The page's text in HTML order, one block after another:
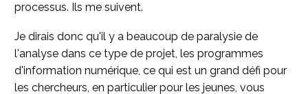
processus. Ils me suivent.
Je dirais donc qu'il y a beaucoup de paralysie de
l'analyse dans ce type de projet, les programmes
d'information numérique, ce qui est un grand défi pour
les chercheurs, en particulier pour les jeunes, vous